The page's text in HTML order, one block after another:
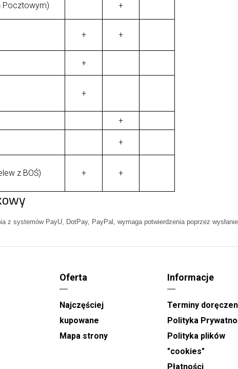
Pocztowym) +
+ +
+
+
+
+
z BOŚ) + +
z systemów PayU, DotPay, PayPal, wymaga potwierdzenia poprzez
Oferta
Najczęściej
kupowane
Mapa strony
Informacje
Terminy
Polityka
Polityka plików
"cookies"
Płatności